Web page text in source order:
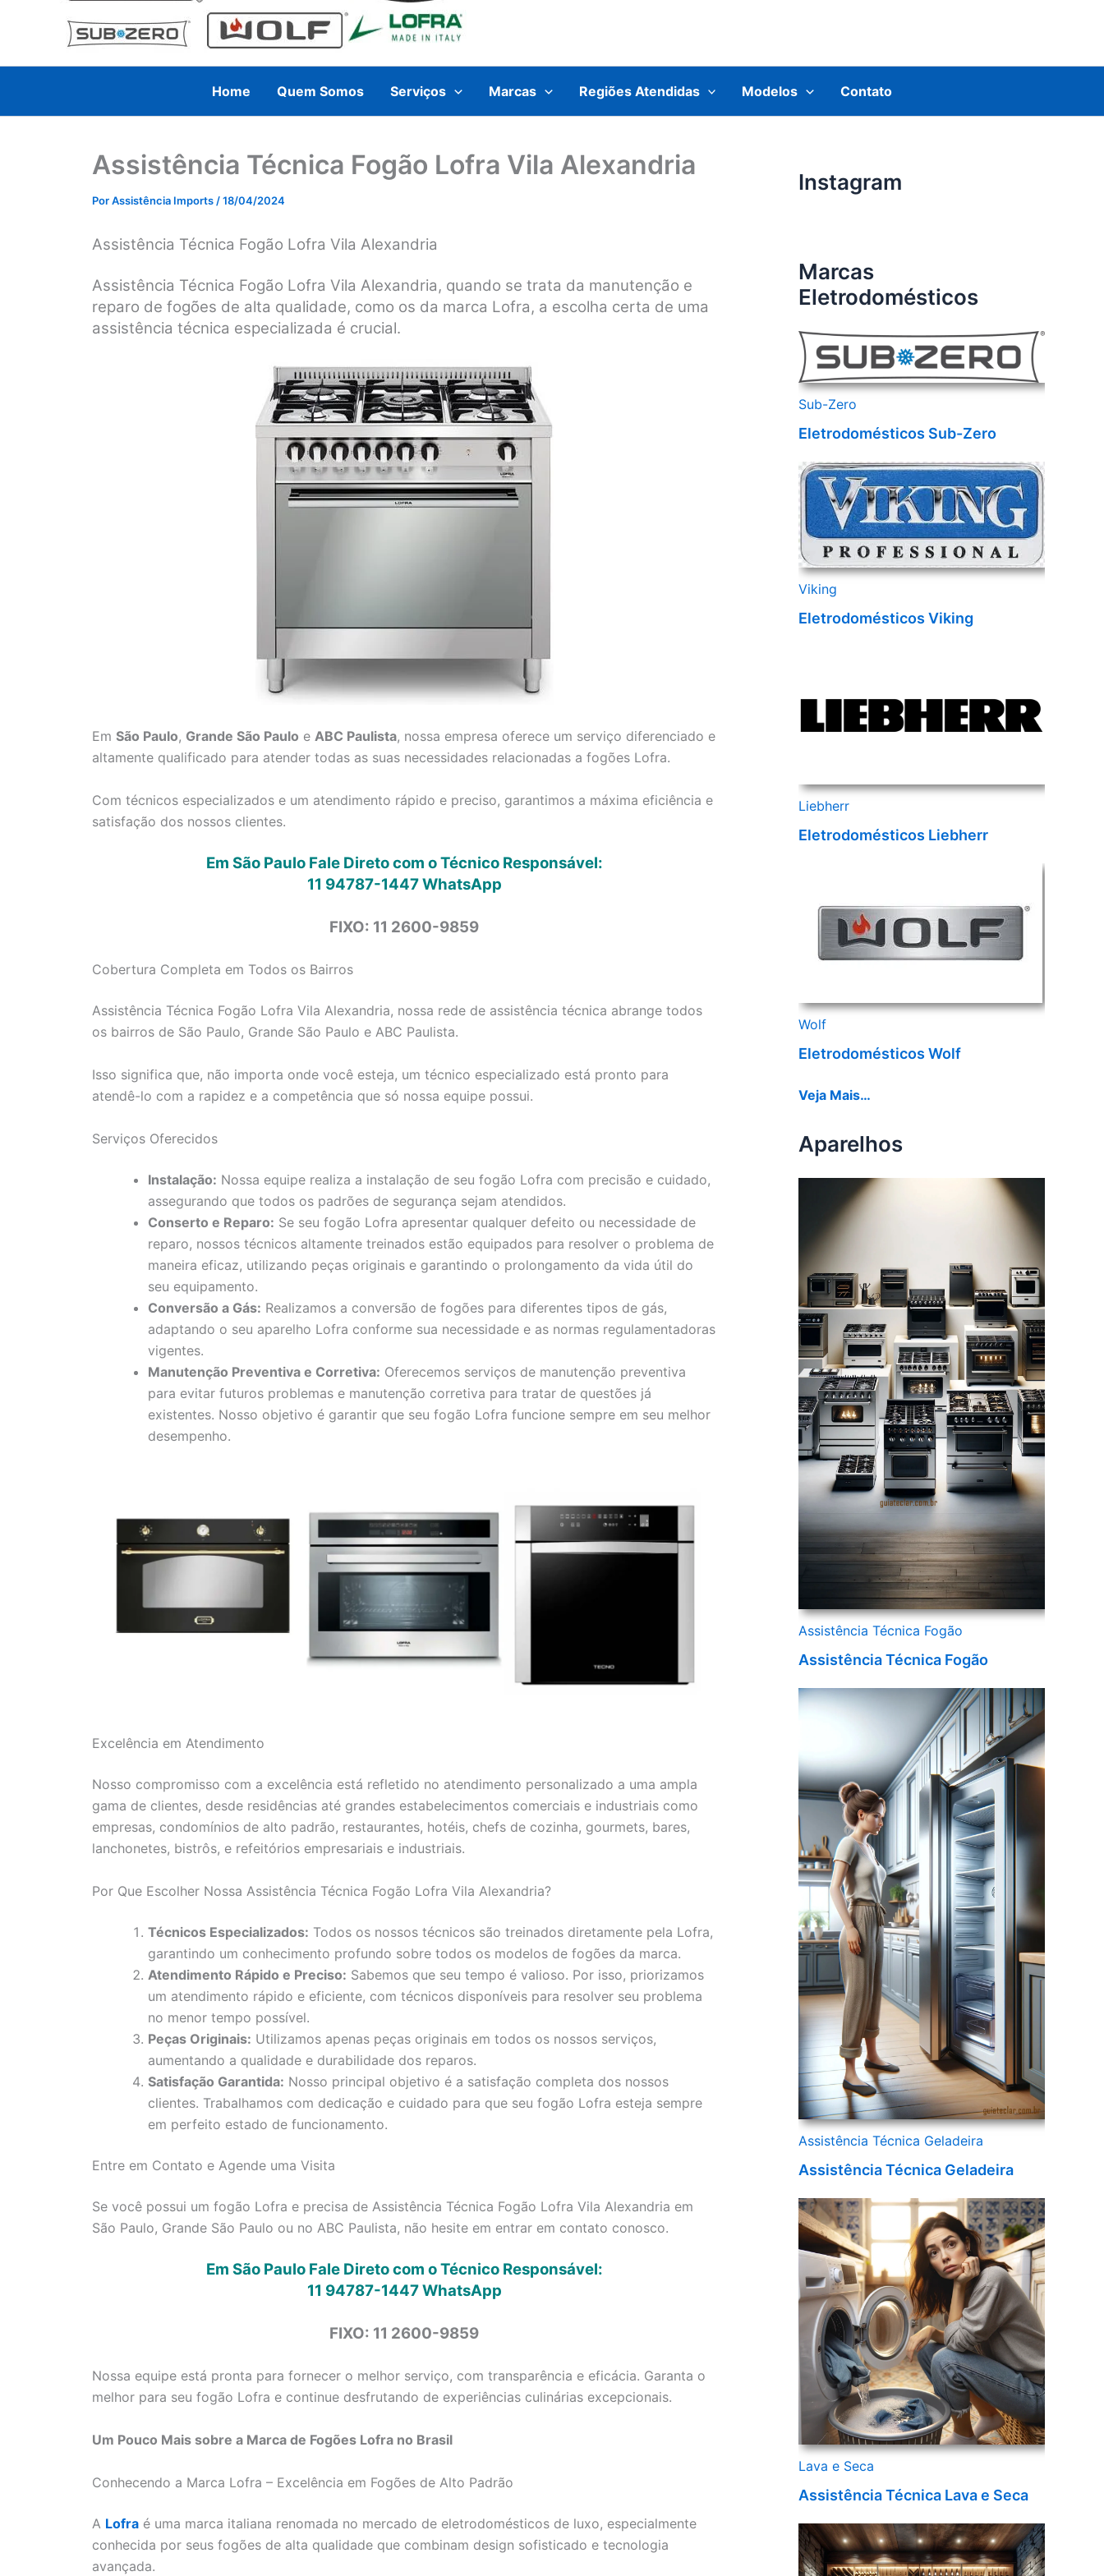
Home Quem Somos Serviços Marcas Regiões Atendidas Modelos Contato
Assistência Técnica Fogão Lofra Vila Alexandria
PorAssistência Imports /18/04/2024
Assistência Técnica Fogão Lofra Vila Alexandria
Assistência Técnica Fogão Lofra Vila Alexandria, quando se trata da manutenção e
reparo de fogões de alta qualidade, como os da marca Lofra, a escolha certa de uma
assistência técnica especializada é crucial.
Em São Paulo, Grande São Paulo e ABC Paulista, nossa empresa oferece um serviço diferenciado e
altamente qualificado para atender todas as suas necessidades relacionadas a fogões Lofra.
Com técnicos especializados e um atendimento rápido e preciso, garantimos a máxima eficiência e
satisfação dos nossos clientes.
Em São Paulo Fale Direto com o Técnico Responsável:
11 94787-1447WhatsApp
FIXO: 11 2600-9859
Cobertura Completa em Todos os Bairros
Assistência Técnica Fogão Lofra Vila Alexandria, nossa rede de assistência técnica abrange todos
os bairros de São Paulo, Grande São Paulo e ABC Paulista.
Isso significa que, não importa onde você esteja, um técnico especializado está pronto para
atendê-lo com a rapidez e a competência que só nossa equipe possui.
Serviços Oferecidos
Instalação: Nossa equipe realiza a instalação de seu fogão Lofra com precisão e cuidado,
assegurando que todos os padrões de segurança sejam atendidos.
Conserto e Reparo: Se seu fogão Lofra apresentar qualquer defeito ou necessidade de
reparo, nossos técnicos altamente treinados estão equipados para resolver o problema de
maneira eficaz, utilizando peças originais e garantindo o prolongamento da vida útil do
seu equipamento.
Conversão a Gás: Realizamos a conversão de fogões para diferentes tipos de gás,
adaptando o seu aparelho Lofra conforme sua necessidade e as normas regulamentadoras
vigentes.
Manutenção Preventiva e Corretiva: Oferecemos serviços de manutenção preventiva
para evitar futuros problemas e manutenção corretiva para tratar de questões já
existentes. Nosso objetivo é garantir que seu fogão Lofra funcione sempre em seu melhor
desempenho.
Excelência em Atendimento
Nosso compromisso com a excelência está refletido no atendimento personalizado a uma ampla
gama de clientes, desde residências até grandes estabelecimentos comerciais e industriais como
empresas, condomínios de alto padrão, restaurantes, hotéis, chefs de cozinha, gourmets, bares,
lanchonetes, bistrôs, e refeitórios empresariais e industriais.
Por Que Escolher Nossa Assistência Técnica Fogão Lofra Vila Alexandria?
Técnicos Especializados: Todos os nossos técnicos são treinados diretamente pela Lofra,
garantindo um conhecimento profundo sobre todos os modelos de fogões da marca.
Atendimento Rápido e Preciso: Sabemos que seu tempo é valioso. Por isso, priorizamos
um atendimento rápido e eficiente, com técnicos disponíveis para resolver seu problema
no menor tempo possível.
Peças Originais: Utilizamos apenas peças originais em todos os nossos serviços,
aumentando a qualidade e durabilidade dos reparos.
Satisfação Garantida: Nosso principal objetivo é a satisfação completa dos nossos
clientes. Trabalhamos com dedicação e cuidado para que seu fogão Lofra esteja sempre
em perfeito estado de funcionamento.
Entre em Contato e Agende uma Visita
Se você possui um fogão Lofra e precisa de Assistência Técnica Fogão Lofra Vila Alexandria em
São Paulo, Grande São Paulo ou no ABC Paulista, não hesite em entrar em contato conosco.
Em São Paulo Fale Direto com o Técnico Responsável:
11 94787-1447WhatsApp
FIXO: 11 2600-9859
Nossa equipe está pronta para fornecer o melhor serviço, com transparência e eficácia. Garanta o
melhor para seu fogão Lofra e continue desfrutando de experiências culinárias excepcionais.
Um Pouco Mais sobre a Marca de Fogões Lofra no Brasil
Conhecendo a Marca Lofra – Excelência em Fogões de Alto Padrão
A Lofra é uma marca italiana renomada no mercado de eletrodomésticos de luxo, especialmente
conhecida por seus fogões de alta qualidade que combinam design sofisticado e tecnologia
avançada.
Instagram
Marcas
Eletrodomésticos
Sub-Zero
Eletrodomésticos Sub-Zero
Viking
Eletrodomésticos Viking
Liebherr
Eletrodomésticos Liebherr
Wolf
Eletrodomésticos Wolf
Veja Mais…
Aparelhos
Assistência Técnica Fogão
Assistência Técnica Fogão
Assistência Técnica Geladeira
Assistência Técnica Geladeira
Lava e Seca
Assistência Técnica Lava e Seca